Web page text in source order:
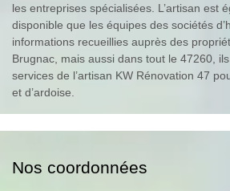
les entreprises spécialisées. L’artisan est
disponible que les équipes des sociétés
informations recueillies auprès des
Brugnac, mais aussi dans tout le 47260,
services de l’artisan KW Rénovation 47
et d’ardoise.
Nos coordonnées